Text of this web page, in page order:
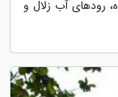
رودهای آب زلال و